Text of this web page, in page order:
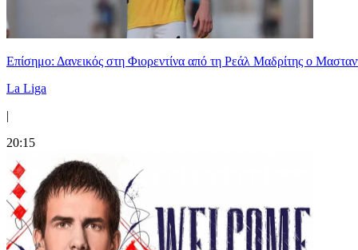
Επίσημο: Δανεικός στη Φιορεντίνα από τη Ρεάλ Μαδρίτης ο
La Liga
|
20:15